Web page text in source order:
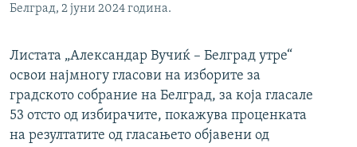
Белград, 2 јуни 2024 година.
Листата „Александар Вучиќ – Белград утре“
освои најмногу гласови на изборите за
градското собрание на Белград, за која гласале
53 отсто од избирачите, покажува проценката
на резултатите од гласањето објавени од